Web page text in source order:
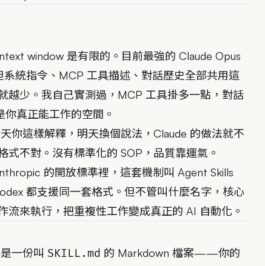
window 是有限的。目前最強的 Claude Opus
統指令、MCP 工具描述、對話歷史全部共用這
越少。我自己實測過，MCP 工具掛多一點，對話
真正能工作的空間。
你這樣解釋，明天換個說法，Claude 的做法就不
不對。沒有標準化的 SOP，品質靠運氣。
的開放標準裡，這套機制叫 Agent Skills
都支援同一套格式。但不管叫什麼名字，核心
來執行，把重複性工作變成真正的 AI 自動化。
一份叫 SKILL.md 的 Markdown 檔案——你的